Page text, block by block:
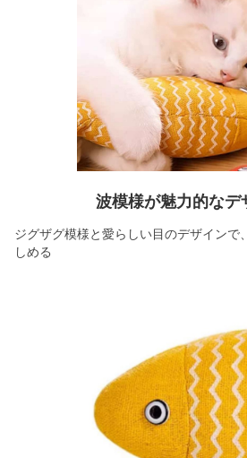
波模様が魅力的なデ
ジグザグ模様と愛らしい目のデザインで
しめる